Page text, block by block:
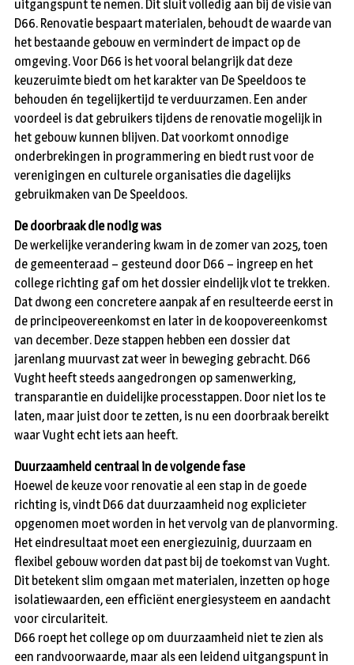
uitgangspunt te nemen. Dit sluit volledig aan bij de visie van
D66. Renovatie bespaart materialen, behoudt de waarde van
het bestaande gebouw en vermindert de impact op de
omgeving. Voor D66 is het vooral belangrijk dat deze
keuzeruimte biedt om het karakter van De Speeldoos te
behouden én tegelijkertijd te verduurzamen. Een ander
voordeel is dat gebruikers tijdens de renovatie mogelijk in
het gebouw kunnen blijven. Dat voorkomt onnodige
onderbrekingen in programmering en biedt rust voor de
verenigingen en culturele organisaties die dagelijks
gebruikmaken van De Speeldoos.
De doorbraak die nodig was
De werkelijke verandering kwam in de zomer van 2025, toen
de gemeenteraad – gesteund door D66 – ingreep en het
college richting gaf om het dossier eindelijk vlot te trekken.
Dat dwong een concretere aanpak af en resulteerde eerst in
de principeovereenkomst en later in de koopovereenkomst
van december. Deze stappen hebben een dossier dat
jarenlang muurvast zat weer in beweging gebracht. D66
Vught heeft steeds aangedrongen op samenwerking,
transparantie en duidelijke processtappen. Door niet los te
laten, maar juist door te zetten, is nu een doorbraak bereikt
waar Vught echt iets aan heeft.
Duurzaamheid centraal in de volgende fase
Hoewel de keuze voor renovatie al een stap in de goede
richting is, vindt D66 dat duurzaamheid nog explicieter
opgenomen moet worden in het vervolg van de planvorming.
Het eindresultaat moet een energiezuinig, duurzaam en
flexibel gebouw worden dat past bij de toekomst van Vught.
Dit betekent slim omgaan met materialen, inzetten op hoge
isolatiewaarden, een efficiënt energiesysteem en aandacht
voor circulariteit.
D66 roept het college op om duurzaamheid niet te zien als
een randvoorwaarde, maar als een leidend uitgangspunt in